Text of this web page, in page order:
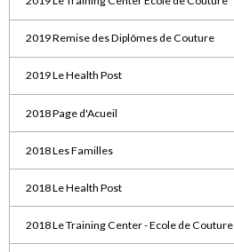
2019 Remise des Diplômes de Couture
2019 Le Health Post
2018 Page d'Acueil
2018 Les Familles
2018 Le Health Post
2018 Le Training Center - Ecole de Couture